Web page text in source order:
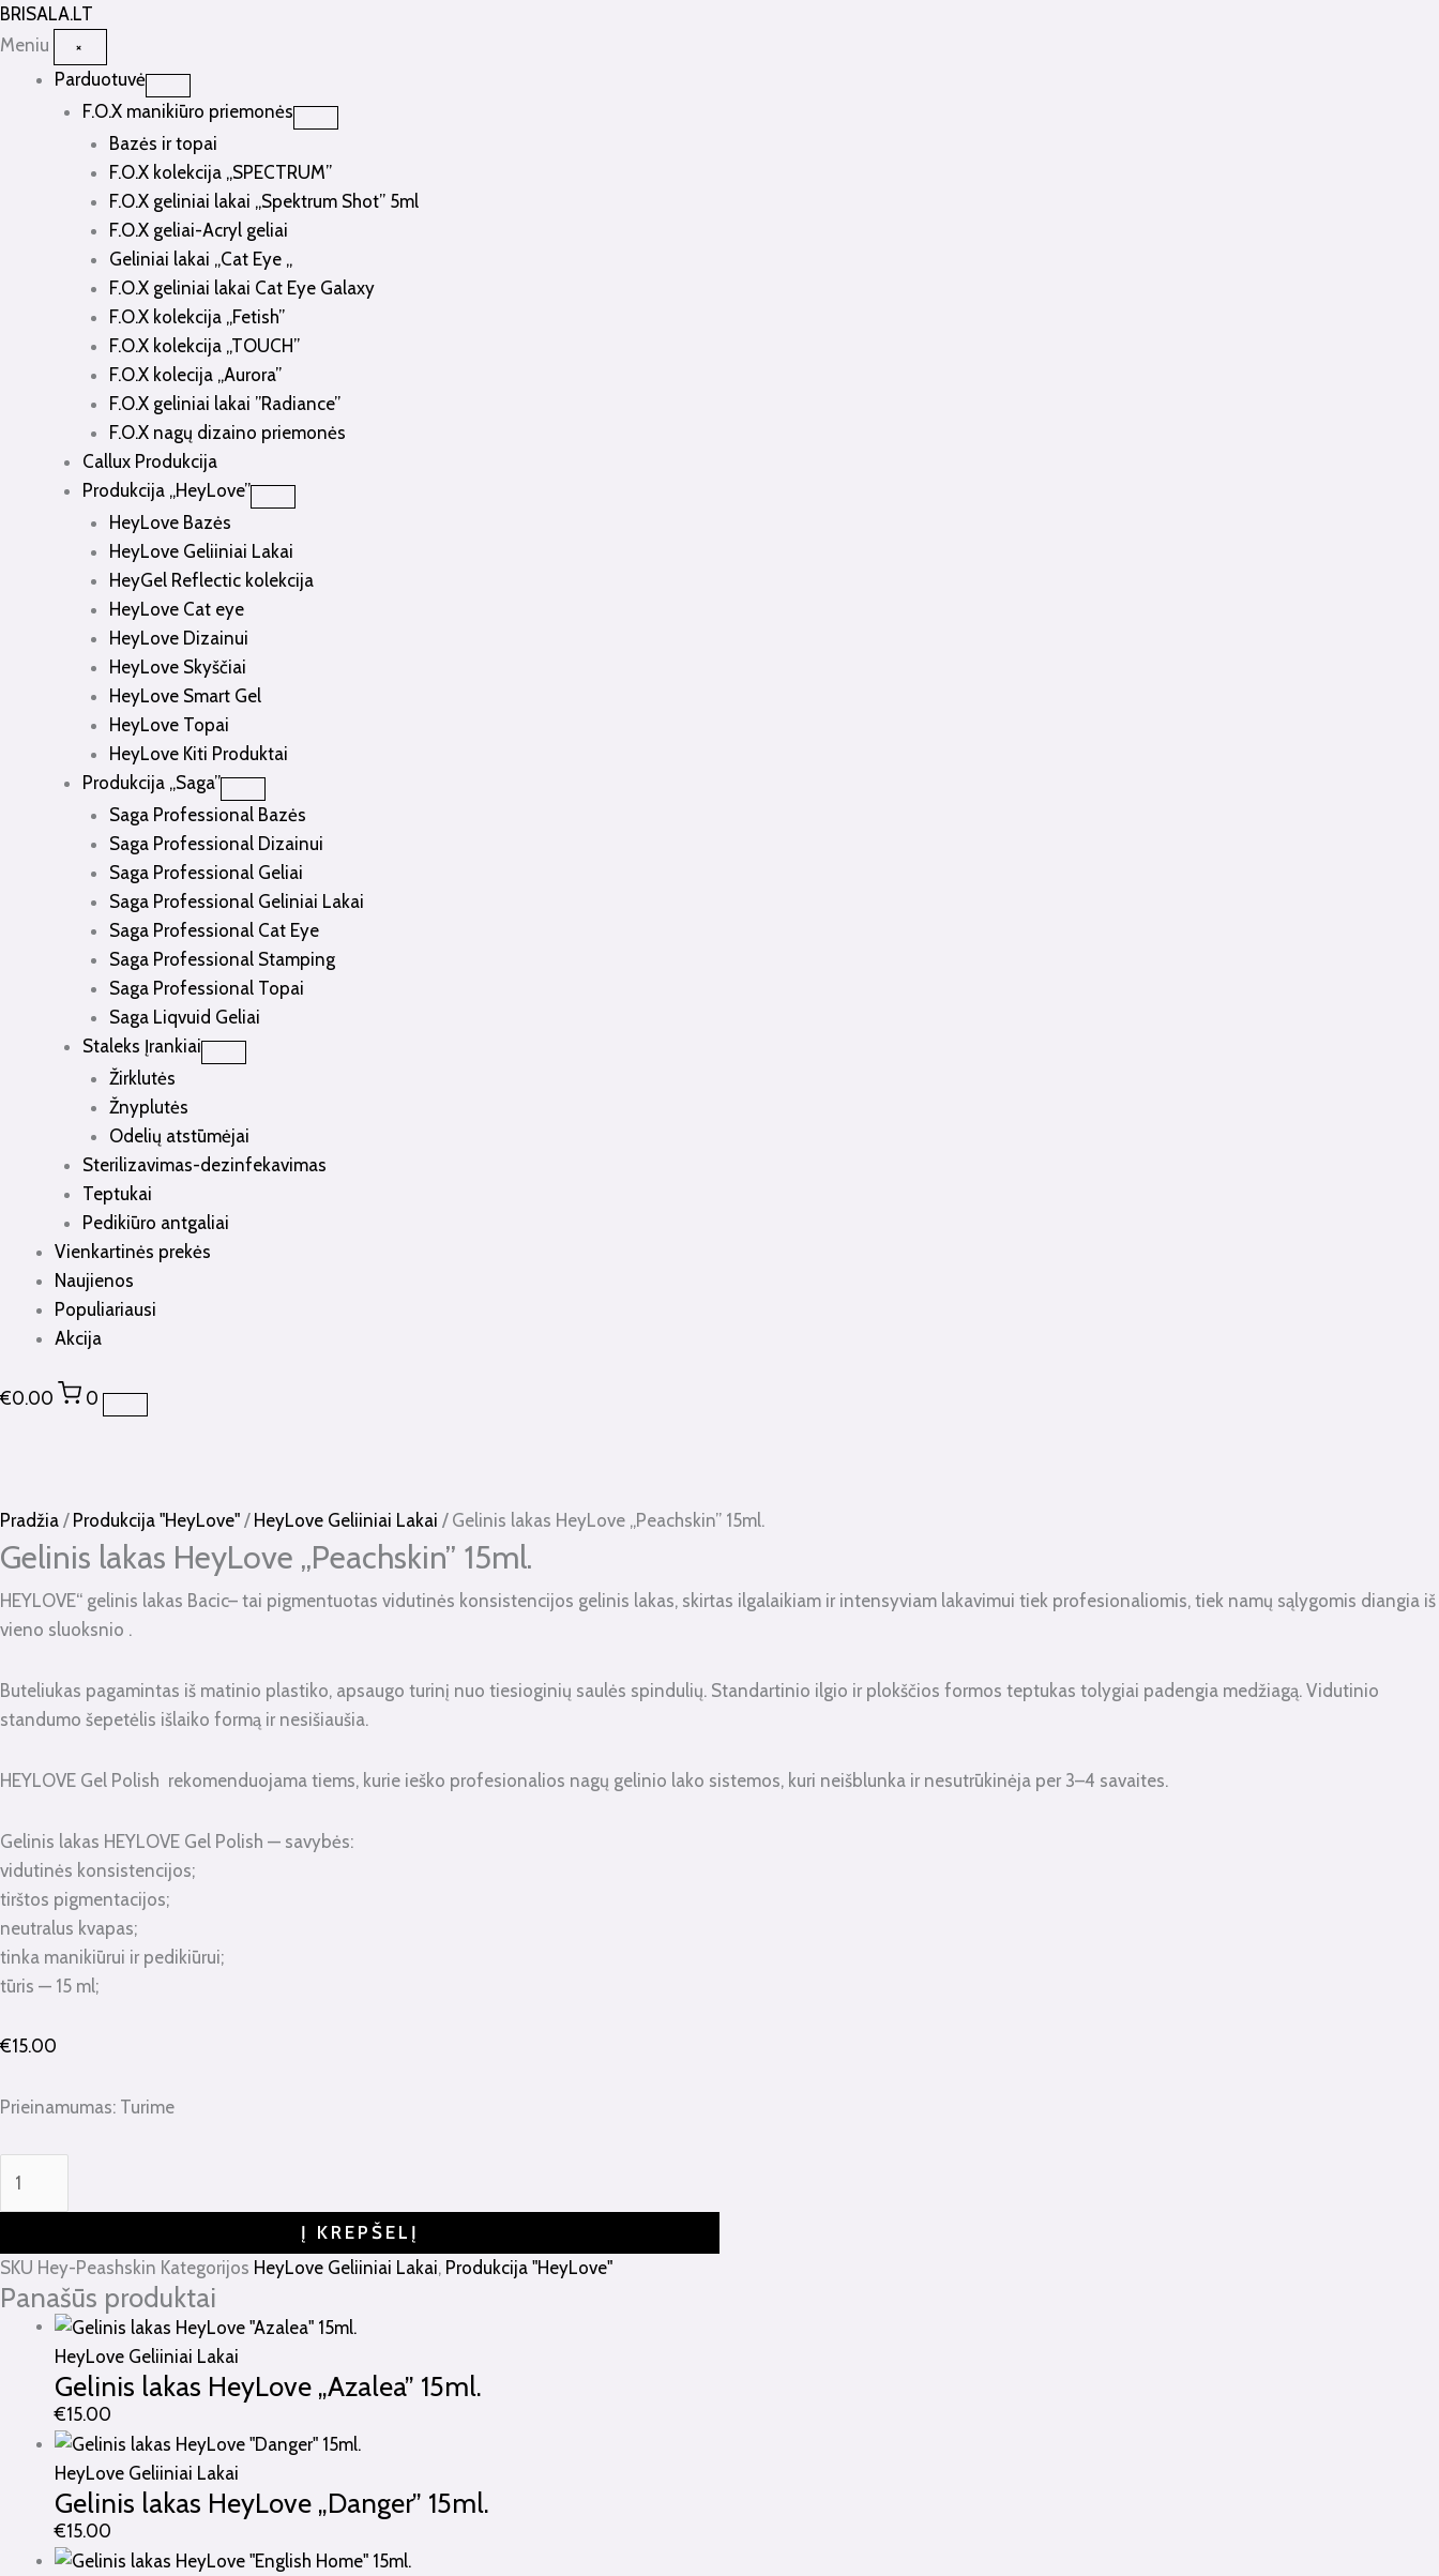
BRISALA.LT
Meniu
×
Parduotuvė
F.O.X manikiūro priemonės
Bazės ir topai
F.O.X kolekcija „SPECTRUM”
F.O.X geliniai lakai „Spektrum Shot” 5ml
F.O.X geliai-Acryl geliai
Geliniai lakai „Cat Eye „
F.O.X geliniai lakai Cat Eye Galaxy
F.O.X kolekcija „Fetish”
F.O.X kolekcija „TOUCH”
F.O.X kolecija „Aurora”
F.O.X geliniai lakai ”Radiance”
F.O.X nagų dizaino priemonės
Callux Produkcija
Produkcija „HeyLove”
HeyLove Bazės
HeyLove Geliiniai Lakai
HeyGel Reflectic kolekcija
HeyLove Cat eye
HeyLove Dizainui
HeyLove Skyščiai
HeyLove Smart Gel
HeyLove Topai
HeyLove Kiti Produktai
Produkcija „Saga”
Saga Professional Bazės
Saga Professional Dizainui
Saga Professional Geliai
Saga Professional Geliniai Lakai
Saga Professional Cat Eye
Saga Professional Stamping
Saga Professional Topai
Saga Liqvuid Geliai
Staleks Įrankiai
Žirklutės
Žnyplutės
Odelių atstūmėjai
Sterilizavimas-dezinfekavimas
Teptukai
Pedikiūro antgaliai
Vienkartinės prekės
Naujienos
Populiariausi
Akcija
€0.00 0
Pereiti
prie
Pradžia / Produkcija "HeyLove" / HeyLove Geliiniai Lakai / Gelinis lakas HeyLove „Peachskin” 15ml.
Gelinis lakas HeyLove „Peachskin” 15ml.
HEYLOVE“ gelinis lakas Bacic– tai pigmentuotas vidutinės konsistencijos gelinis lakas, skirtas ilgalaikiam ir intensyviam lakavimui tiek profesionaliomis, tiek namų sąlygomis diangia iš
vieno sluoksnio .
Buteliukas pagamintas iš matinio plastiko, apsaugo turinį nuo tiesioginių saulės spindulių. Standartinio ilgio ir plokščios formos teptukas tolygiai padengia medžiagą. Vidutinio
standumo šepetėlis išlaiko formą ir nesišiaušia.
HEYLOVE Gel Polish rekomenduojama tiems, kurie ieško profesionalios nagų gelinio lako sistemos, kuri neišblunka ir nesutrūkinėja per 3–4 savaites.
Gelinis lakas HEYLOVE Gel Polish — savybės:
vidutinės konsistencijos;
tirštos pigmentacijos;
neutralus kvapas;
tinka manikiūrui ir pedikiūrui;
tūris — 15 ml;
€15.00
Prieinamumas: Turime
lakas
HeyLove
"Peachskin"
15ml.
Į KREPŠELĮ
SKU Hey-Peashskin Kategorijos HeyLove Geliiniai Lakai, Produkcija "HeyLove"
Panašūs produktai
HeyLove Geliiniai Lakai
Gelinis lakas HeyLove „Azalea” 15ml.
€15.00
HeyLove Geliiniai Lakai
Gelinis lakas HeyLove „Danger” 15ml.
€15.00